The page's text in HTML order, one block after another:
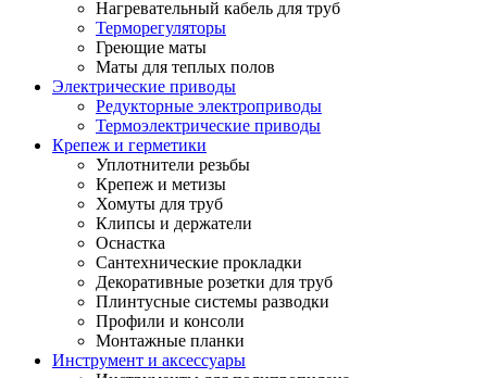
Нагревательный кабель для труб
Терморегуляторы
Греющие маты
Маты для теплых полов
Электрические приводы
Редукторные электроприводы
Термоэлектрические приводы
Крепеж и герметики
Уплотнители резьбы
Крепеж и метизы
Хомуты для труб
Клипсы и держатели
Оснастка
Сантехнические прокладки
Декоративные розетки для труб
Плинтусные системы разводки
Профили и консоли
Монтажные планки
Инструмент и аксессуары